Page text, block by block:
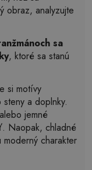
obraz, analyzujte
sa
, ktoré sa stanú
si motívy
a doplnky.
jemné
Naopak, chladné
charakter